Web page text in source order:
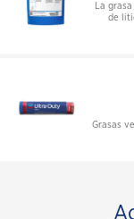
La
de
Grasas